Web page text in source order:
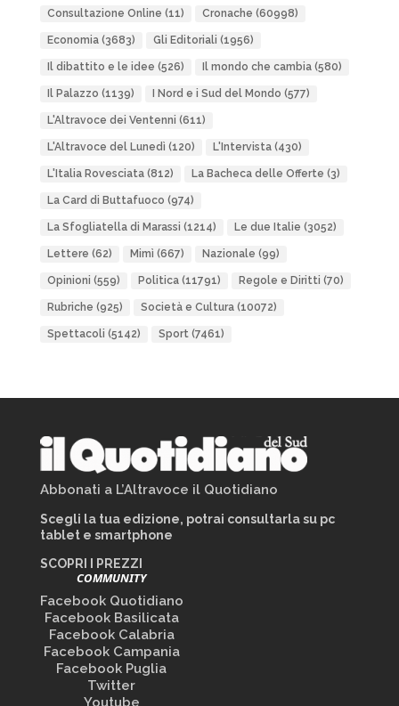
Consultazione Online (11) Cronache (60998)
Economia(3683) Gli Editoriali (1956)
Il dibattito e le idee (526) Il mondo che cambia(580)
Il Palazzo (1139) I Nord e i Sud del Mondo (577)
L'Altravoce dei Ventenni (611)
L'Altravoce del Lunedì (120) L'Intervista(430)
L'Italia Rovesciata(812) La Bacheca delle Offerte (3)
La Card di Buttafuoco (974)
La Sfogliatella di Marassi (1214) Le due Italie (3052)
Lettere (62) Mimì (667) Nazionale (99)
Opinioni (559) Politica(11791) Regole e Diritti (70)
Rubriche (925) Società e Cultura(10072)
Spettacoli (5142) Sport(7461)
Abbonati a L’Altravoce il Quotidiano
Scegli la tua edizione, potrai consultarla su pc
tablet e smartphone
SCOPRI I PREZZI
COMMUNITY
Facebook Quotidiano
Facebook Basilicata
Facebook Calabria
Facebook Campania
Facebook Puglia
Twitter
Youtube